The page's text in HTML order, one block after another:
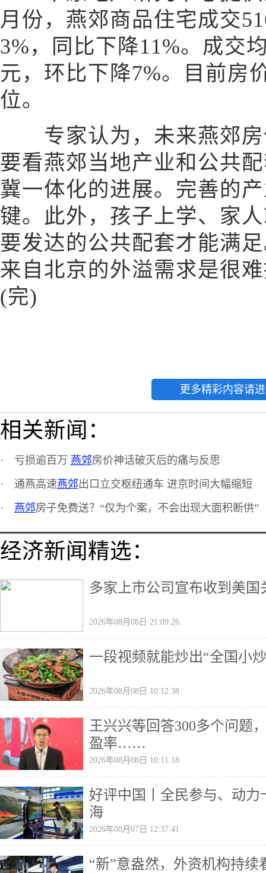
月份，燕郊商品住宅成交
3%，同比下降11%。成交
元，环比下降7%。目前房
位。
专家认为，未来燕郊房
要看燕郊当地产业和公共
冀一体化的进展。完善的
键。此外，孩子上学、家
要发达的公共配套才能满
来自北京的外溢需求是很
(完)
更多精彩内容请
相关新闻：
· 亏损逾百万 燕郊房价神话破灭后的痛与反思
· 通燕高速燕郊出口立交枢纽通车 进京时间大幅缩短
· 燕郊房子免费送？“仅为个案，不会出现大面积断供”
经济新闻精选：
多家上市公司宣布收到美国
2026年08月08日 21:09:26
一段视频就能炒出“全国小
2026年08月08日 10:12:38
王兴兴等回答300多个问题
盈率……
2026年08月08日 10:11:18
好评中国丨全民参与、动力
海
2026年08月07日 12:37:41
“新”意盎然，外资机构持续